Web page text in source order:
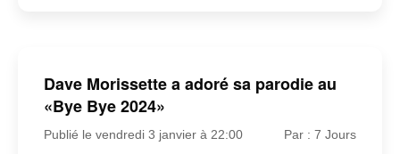
Dave Morissette a adoré sa parodie au
«Bye Bye 2024»
Publié le vendredi 3 janvier à 22:00 Par : 7 Jours